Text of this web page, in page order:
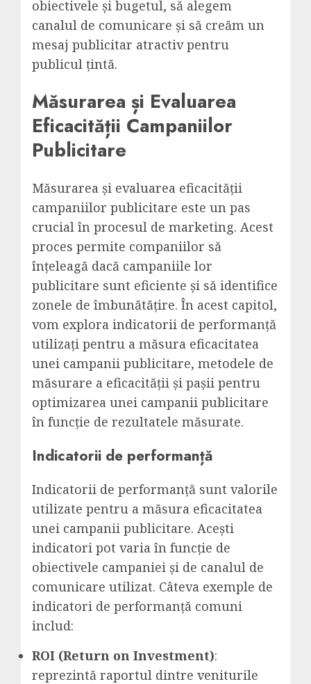
obiectivele și bugetul, să alegem
canalul de comunicare și să creăm un
mesaj publicitar atractiv pentru
publicul țintă.
Măsurarea și Evaluarea
Eficacității Campaniilor
Publicitare
Măsurarea și evaluarea eficacității
campaniilor publicitare este un pas
crucial în procesul de marketing. Acest
proces permite companiilor să
înțeleagă dacă campaniile lor
publicitare sunt eficiente și să identifice
zonele de îmbunătățire. În acest capitol,
vom explora indicatorii de performanță
utilizați pentru a măsura eficacitatea
unei campanii publicitare, metodele de
măsurare a eficacității și pașii pentru
optimizarea unei campanii publicitare
în funcție de rezultatele măsurate.
Indicatorii de performanță
Indicatorii de performanță sunt valorile
utilizate pentru a măsura eficacitatea
unei campanii publicitare. Acești
indicatori pot varia în funcție de
obiectivele campaniei și de canalul de
comunicare utilizat. Câteva exemple de
indicatori de performanță comuni
includ:
ROI (Return on Investment):
reprezintă raportul dintre veniturile